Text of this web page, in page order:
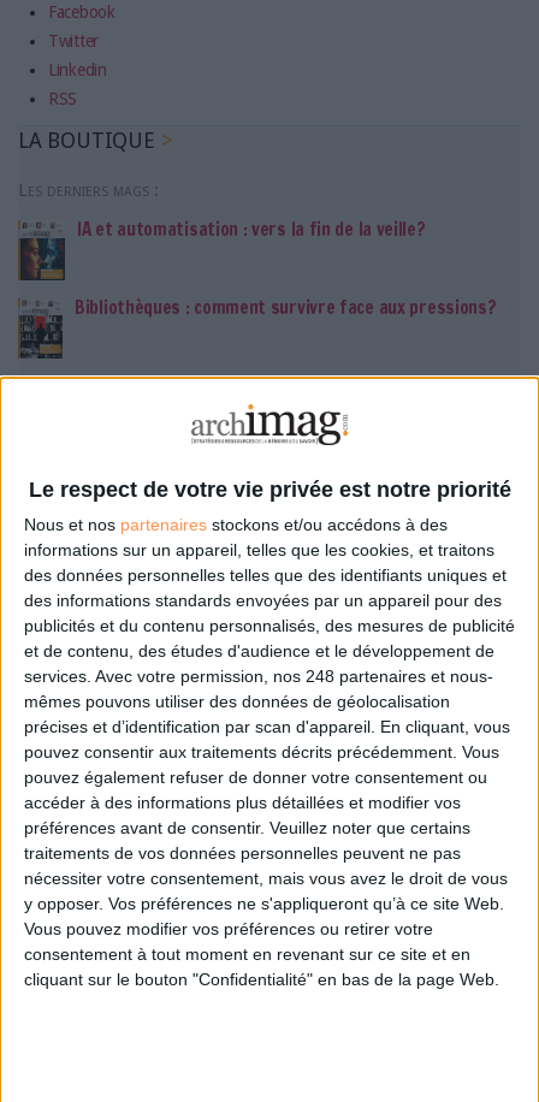
Le respect de votre vie privée est notre priorité
Nous et nos partenaires stockons et/ou accédons à des
informations sur un appareil, telles que les cookies, et traitons
des données personnelles telles que des identifiants uniques et
des informations standards envoyées par un appareil pour des
publicités et du contenu personnalisés, des mesures de publicité
et de contenu, des études d'audience et le développement de
services. Avec votre permission, nos 248 partenaires et nous-
mêmes pouvons utiliser des données de géolocalisation
précises et d’identification par scan d'appareil. En cliquant, vous
pouvez consentir aux traitements décrits précédemment. Vous
pouvez également refuser de donner votre consentement ou
accéder à des informations plus détaillées et modifier vos
préférences avant de consentir. Veuillez noter que certains
traitements de vos données personnelles peuvent ne pas
nécessiter votre consentement, mais vous avez le droit de vous
y opposer. Vos préférences ne s'appliqueront qu’à ce site Web.
Vous pouvez modifier vos préférences ou retirer votre
consentement à tout moment en revenant sur ce site et en
cliquant sur le bouton "Confidentialité" en bas de la page Web.
Facebook
Twitter
Linkedin
RSS
LA BOUTIQUE
Les derniers mags :
IA et automatisation : vers la fin de la veille?
Bibliothèques : comment survivre face aux pressions?
DSI du secteur public : le pivot de la transformation
Les derniers guides :
IA génératives : cas d’usage et retours d’expérience
Archivage physique et électronique : enjeux, méthodes et
outils
Stratégie data : tirez profit de l’intelligence des
données
LES DERNIÈRES PARUTIONS